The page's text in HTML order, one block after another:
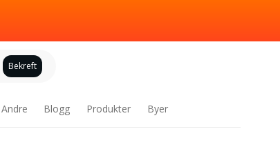
Bekreft
Andre Blogg Produkter Byer